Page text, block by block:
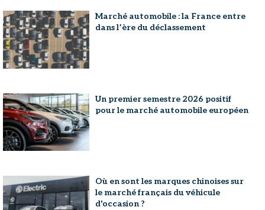
Marché automobile : la France entre
dans l’ère du déclassement
Un premier semestre 2026 positif
pour le marché automobile européen
Où en sont les marques chinoises sur
le marché français du véhicule
d'occasion ?